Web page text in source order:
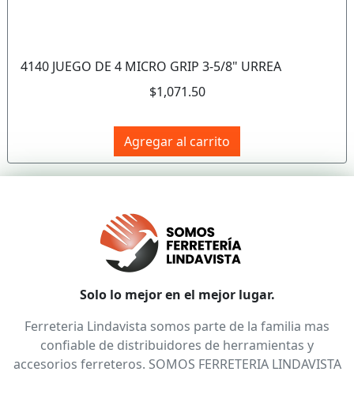
4140 JUEGO DE 4 MICRO GRIP 3-5/8" URREA
$1,071.50
Agregar al carrito
Solo lo mejor en el mejor lugar.
Ferreteria Lindavista somos parte de la familia mas
confiable de distribuidores de herramientas y
accesorios ferreteros. SOMOS FERRETERIA LINDAVISTA